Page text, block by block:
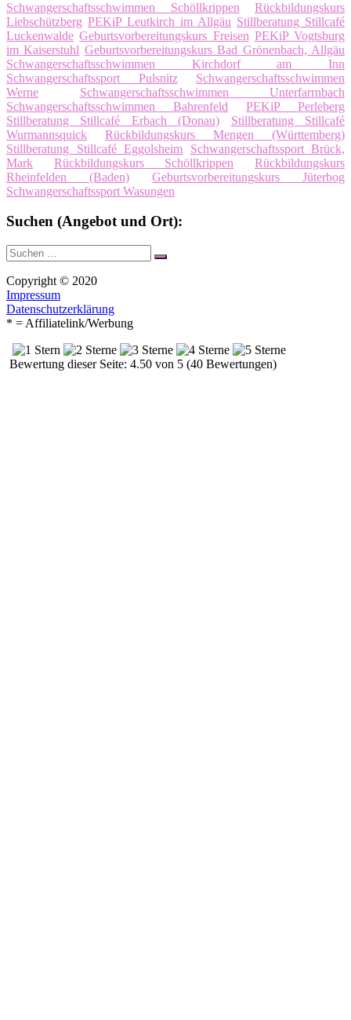
Schwangerschaftsschwimmen Schöllkrippen
Rückbildungskurs
Liebschützberg PEKiP Leutkirch im Allgäu Stillberatung Stillcafé
Luckenwalde Geburtsvorbereitungskurs Freisen PEKiP Vogtsburg
im Kaiserstuhl Geburtsvorbereitungskurs Bad Grönenbach, Allgäu
Schwangerschaftsschwimmen Kirchdorf am Inn
Schwangerschaftssport Pulsnitz
Schwangerschaftsschwimmen
Werne
Schwangerschaftsschwimmen Unterfarrnbach
Schwangerschaftsschwimmen Bahrenfeld
PEKiP Perleberg
Stillberatung Stillcafé Erbach (Donau)
Stillberatung Stillcafé
Wurmannsquick
Rückbildungskurs Mengen (Württemberg)
Stillberatung Stillcafé Eggolsheim
Schwangerschaftssport Brück,
Mark
Rückbildungskurs Schöllkrippen
Rückbildungskurs
Rheinfelden (Baden)
Geburtsvorbereitungskurs Jüterbog
Schwangerschaftssport Wasungen
Suchen (Angebot und Ort):
Suche
nach:
Suchen
Copyright © 2020
Impressum
Datenschutzerklärung
* = Affiliatelink/Werbung
Bewertung dieser Seite: 4.50 von 5 (40 Bewertungen)